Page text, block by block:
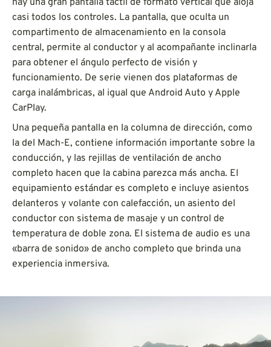
casi todos los controles. La pantalla, que oculta un
compartimento de almacenamiento en la consola
central, permite al conductor y al acompañante inclinarla
para obtener el ángulo perfecto de visión y
funcionamiento. De serie vienen dos plataformas de
carga inalámbricas, al igual que Android Auto y Apple
CarPlay.
Una pequeña pantalla en la columna de dirección, como
la del Mach-E, contiene información importante sobre la
conducción, y las rejillas de ventilación de ancho
completo hacen que la cabina parezca más ancha. El
equipamiento estándar es completo e incluye asientos
delanteros y volante con calefacción, un asiento del
conductor con sistema de masaje y un control de
temperatura de doble zona. El sistema de audio es una
«barra de sonido» de ancho completo que brinda una
experiencia inmersiva.